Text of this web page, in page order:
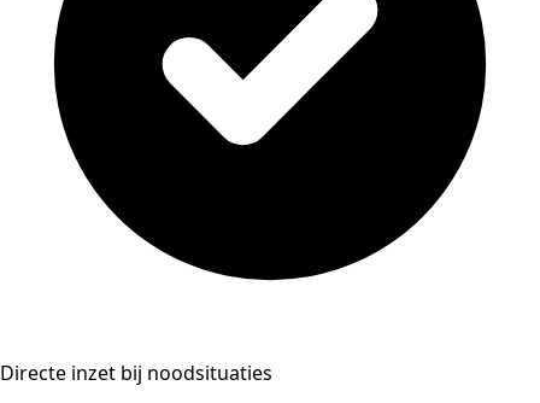
Directe inzet bij noodsituaties